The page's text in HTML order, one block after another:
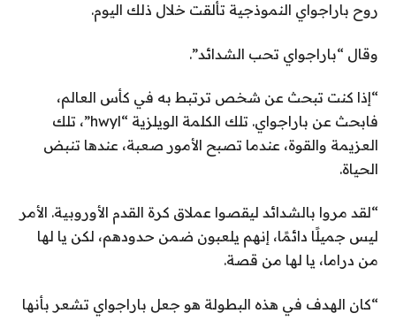
روح باراجواي النموذجية تألقت خلال ذلك اليوم.
وقال “باراجواي تحب الشدائد”.
“إذا كنت تبحث عن شخص ترتبط به في كأس العالم،
فابحث عن باراجواي. تلك الكلمة الويلزية “hwyl”، تلك
العزيمة والقوة، عندما تصبح الأمور صعبة، عندها تنبض
الحياة.
“لقد مروا بالشدائد ليقصوا عملاق كرة القدم الأوروبية. الأمر
ليس جميلًا دائمًا، إنهم يلعبون ضمن حدودهم، لكن يا لها
من دراما، يا لها من قصة.
“كان الهدف في هذه البطولة هو جعل باراجواي تشعر بأنها